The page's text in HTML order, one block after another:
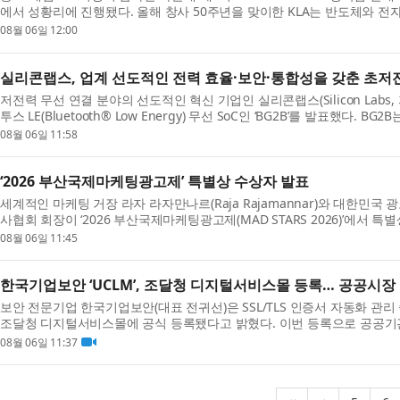
에서 성황리에 진행됐다. 올해 창사 50주년을 맞이한 KLA는 반도체와
주자...
08월 06일 12:00
실리콘랩스, 업계 선도적인 전력 효율·보안·통합성을 갖춘 초저
저전력 무선 연결 분야의 선도적인 혁신 기업인 실리콘랩스(Silicon
투스 LE(Bluetooth® Low Energy) 무선 SoC인 ‘BG2B’를 발표했다.
로...
08월 06일 11:58
‘2026 부산국제마케팅광고제’ 특별상 수상자 발표
세계적인 마케팅 거장 라자 라자만나르(Raja Rajamannar)와 대한민국
사협회 회장이 ‘2026 부산국제마케팅광고제(MAD STARS 2026)’에서 특
는 매년 혁...
08월 06일 11:45
한국기업보안 ‘UCLM’, 조달청 디지털서비스몰 등록… 공공시
보안 전문기업 한국기업보안(대표 전귀선)은 SSL/TLS 인증서 자동화 관
조달청 디지털서비스몰에 공식 등록됐다고 밝혔다. 이번 등록으로 공공
한 조달 ...
08월 06일 11:37